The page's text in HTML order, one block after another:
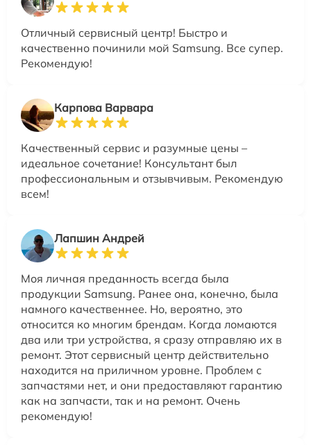
Отличный сервисный центр! Быстро и
качественно починили мой Samsung. Все супер.
Рекомендую!
Карпова Варвара
Качественный сервис и разумные цены –
идеальное сочетание! Консультант был
профессиональным и отзывчивым. Рекомендую
всем!
Лапшин Андрей
Моя личная преданность всегда была
продукции Samsung. Ранее она, конечно, была
намного качественнее. Но, вероятно, это
относится ко многим брендам. Когда ломаются
два или три устройства, я сразу отправляю их в
ремонт. Этот сервисный центр действительно
находится на приличном уровне. Проблем с
запчастями нет, и они предоставляют гарантию
как на запчасти, так и на ремонт. Очень
рекомендую!